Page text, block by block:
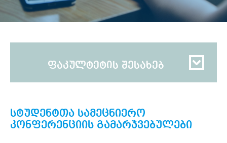
ფაკულტეტის შესახებ
სტუდენტთა სამეცნიერო
კონფერენციის გამარჯვებულები